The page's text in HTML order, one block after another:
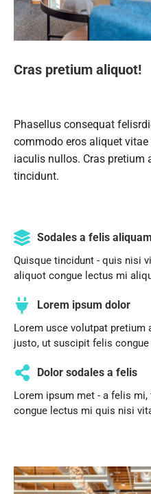
Cras pretium aliquot!
Phasellus consequat
commodo eros aliquet
iaculis nullos. Cras pretium
tincidunt.
Sodales a felis aliquam
Quisque tincidunt - quis nisi
aliquot congue lectus mi
Lorem ipsum dolor
Lorem usce volutpat
justo, ut suscipit felis
Dolor sodales a felis
Lorem ipsum met - a felis
congue lectus mi quis nisi